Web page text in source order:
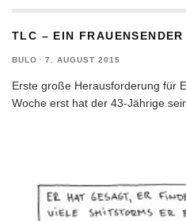
TLC – EIN
BULO · 7. AUGUST 2015
Erste große Herausforderung für
Woche erst hat der 43-Jährige